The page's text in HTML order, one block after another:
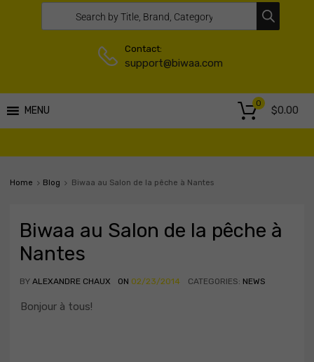
Contact:
support@biwaa.com
MENU $0.00
0
Home Blog Biwaa au Salon de la pêche à Nantes
Biwaa au Salon de la pêche à
Nantes
BY ALEXANDRE CHAUX ON 02/23/2014 CATEGORIES: NEWS
Bonjour à tous!